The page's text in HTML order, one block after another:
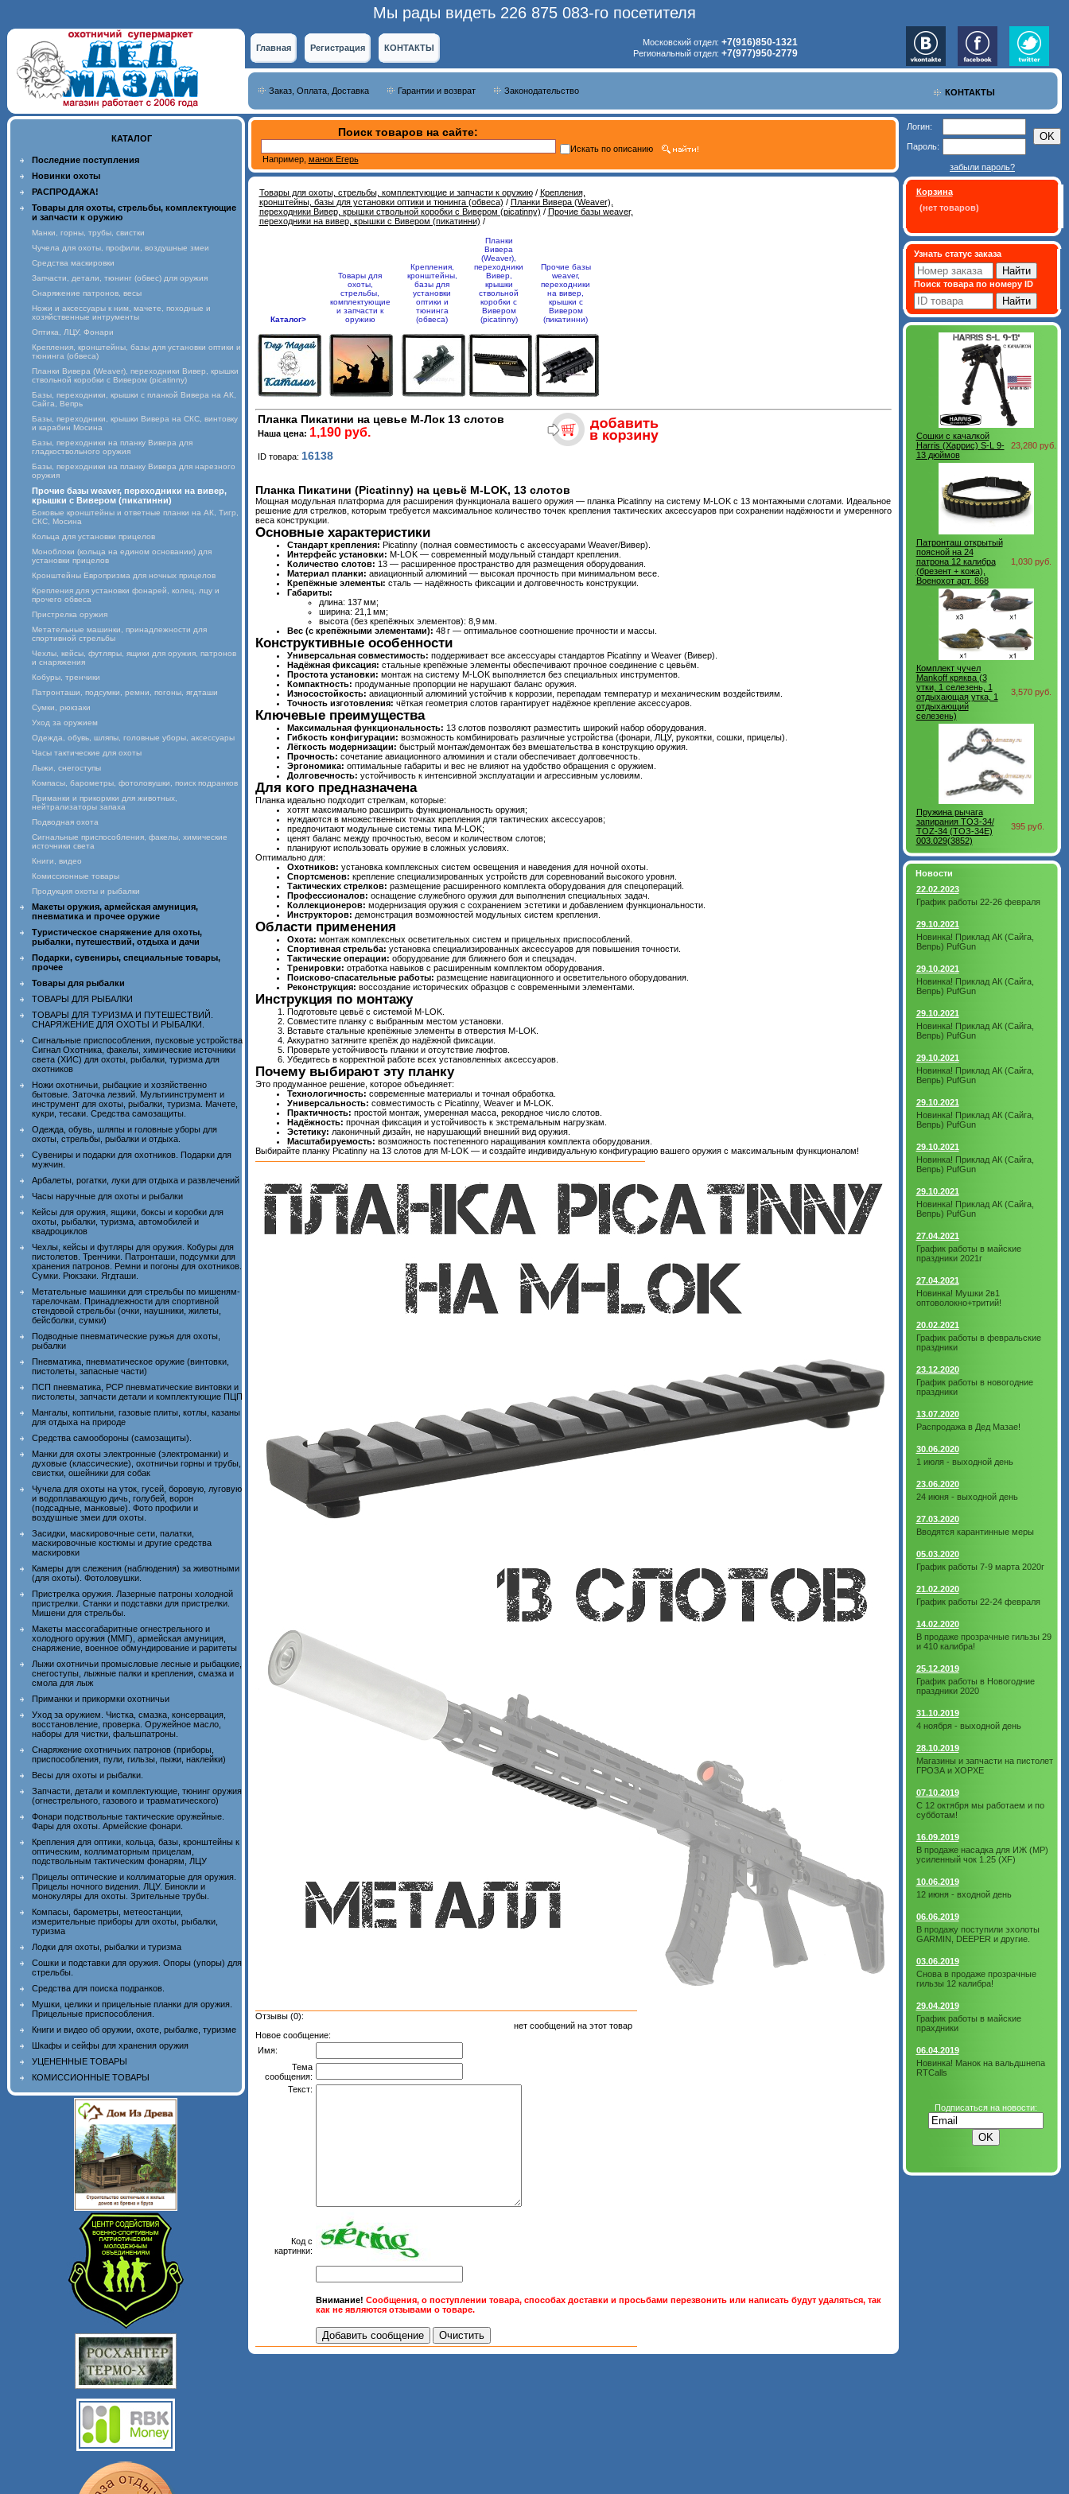
Мы рады видеть 226 875 083-го посетителя
Главная Регистрация КОНТАКТЫ
Московский отдел: +7(916)850-1321
Региональный отдел: +7(977)950-2779
КОНТАКТЫ
Заказ, Оплата, Доставка Гарантии и возврат Законодательство
КАТАЛОГ
Последние поступления
Новинки охоты
РАСПРОДАЖА!
Товары для охоты, стрельбы, комплектующие
и запчасти к оружию
Манки, горны, трубы, свистки
Чучела для охоты, профили, воздушные змеи
Средства маскировки
Запчасти, детали, тюнинг (обвес) для оружия
Снаряжение патронов, весы
Ножи и аксессуары к ним, мачете, походные и
хозяйственные интрументы
Оптика, ЛЦУ, Фонари
Крепления, кронштейны, базы для установки оптики и
тюнинга (обвеса)
Планки Вивера (Weaver), переходники Вивер, крышки
ствольной коробки с Вивером (picatinny)
Базы, переходники, крышки с планкой Вивера на АК,
Сайга, Вепрь
Базы, переходники, крышки Вивера на СКС, винтовку
и карабин Мосина
Базы, переходники на планку Вивера для
гладкоствольного оружия
Базы, переходники на планку Вивера для нарезного
оружия
Прочие базы weaver, переходники на вивер,
крышки с Вивером (пикатинни)
Боковые кронштейны и ответные планки на АК, Тигр,
СКС, Мосина
Кольца для установки прицелов
Моноблоки (кольца на едином основании) для
установки прицелов
Кронштейны Европризма для ночных прицелов
Крепления для установки фонарей, колец, лцу и
прочего обвеса
Пристрелка оружия
Метательные машинки, принадлежности для
спортивной стрельбы
Чехлы, кейсы, футляры, ящики для оружия, патронов
и снаряжения
Кобуры, тренчики
Патронташи, подсумки, ремни, погоны, ягдташи
Сумки, рюкзаки
Уход за оружием
Одежда, обувь, шляпы, головные уборы, аксессуары
Часы тактические для охоты
Лыжи, снегоступы
Компасы, барометры, фотоловушки, поиск подранков
Приманки и прикормки для животных,
нейтрализаторы запаха
Подводная охота
Сигнальные приспособления, факелы, химические
источники света
Книги, видео
Комиссионные товары
Продукция охоты и рыбалки
Макеты оружия, армейская амуниция,
пневматика и прочее оружие
Туристическое снаряжение для охоты,
рыбалки, путешествий, отдыха и дачи
Подарки, сувениры, специальные товары,
прочее
Товары для рыбалки
ТОВАРЫ ДЛЯ РЫБАЛКИ
ТОВАРЫ ДЛЯ ТУРИЗМА И ПУТЕШЕСТВИЙ.
СНАРЯЖЕНИЕ ДЛЯ ОХОТЫ И РЫБАЛКИ.
Сигнальные приспособления, пусковые устройства
Сигнал Охотника, факелы, химические источники
света (ХИС) для охоты, рыбалки, туризма для
охотников
Ножи охотничьи, рыбацкие и хозяйственно
бытовые. Заточка лезвий. Мультиинструмент и
инструмент для охоты, рыбалки, туризма. Мачете,
кукри, тесаки. Средства самозащиты.
Одежда, обувь, шляпы и головные уборы для
охоты, стрельбы, рыбалки и отдыха.
Сувениры и подарки для охотников. Подарки для
мужчин.
Арбалеты, рогатки, луки для отдыха и развлечений
Часы наручные для охоты и рыбалки
Кейсы для оружия, ящики, боксы и коробки для
охоты, рыбалки, туризма, автомобилей и
квадроциклов
Чехлы, кейсы и футляры для оружия. Кобуры для
пистолетов. Тренчики. Патронташи, подсумки для
хранения патронов. Ремни и погоны для охотников.
Сумки. Рюкзаки. Ягдташи.
Метательные машинки для стрельбы по мишеням-
тарелочкам. Принадлежности для спортивной
стендовой стрельбы (очки, наушники, жилеты,
бейсболки, сумки)
Подводные пневматические ружья для охоты,
рыбалки
Пневматика, пневматическое оружие (винтовки,
пистолеты, запасные части)
ПСП пневматика, PCP пневматические винтовки и
пистолеты, запчасти детали и комплектующие ПЦП
Мангалы, коптильни, газовые плиты, котлы, казаны
для отдыха на природе
Средства самообороны (самозащиты).
Манки для охоты электронные (электроманки) и
духовые (классические), охотничьи горны и трубы,
свистки, ошейники для собак
Чучела для охоты на уток, гусей, боровую, луговую
и водоплавающую дичь, голубей, ворон
(подсадные, манковые). Фото профили и
воздушные змеи для охоты.
Засидки, маскировочные сети, палатки,
маскировочные костюмы и другие средства
маскировки
Камеры для слежения (наблюдения) за животными
(для охоты). Фотоловушки.
Пристрелка оружия. Лазерные патроны холодной
пристрелки. Станки и подставки для пристрелки.
Мишени для стрельбы.
Макеты массогабаритные огнестрельного и
холодного оружия (ММГ), армейская амуниция,
снаряжение, военное обмундирование и раритеты
Лыжи охотничьи промысловые лесные и рыбацкие,
снегоступы, лыжные палки и крепления, смазка и
смола для лыж
Приманки и прикормки охотничьи
Уход за оружием. Чистка, смазка, консервация,
восстановление, проверка. Оружейное масло,
наборы для чистки, фальшпатроны.
Снаряжение охотничьих патронов (приборы,
приспособления, пули, гильзы, пыжи, наклейки)
Весы для охоты и рыбалки.
Запчасти, детали и комплектующие, тюнинг оружия
(огнестрельного, газового и травматического)
Фонари подствольные тактические оружейные.
Фары для охоты. Армейские фонари.
Крепления для оптики, кольца, базы, кронштейны к
оптическим, коллиматорным прицелам,
подствольным тактическим фонарям, ЛЦУ
Прицелы оптические и коллиматорые для оружия.
Прицелы ночного видения. ЛЦУ. Бинокли и
монокуляры для охоты. Зрительные трубы.
Компасы, барометры, метеостанции,
измерительные приборы для охоты, рыбалки,
туризма
Лодки для охоты, рыбалки и туризма
Сошки и подставки для оружия. Опоры (упоры) для
стрельбы.
Средства для поиска подранков.
Мушки, целики и прицельные планки для оружия.
Прицельные приспособления.
Книги и видео об оружии, охоте, рыбалке, туризме
Шкафы и сейфы для хранения оружия
УЦЕНЕННЫЕ ТОВАРЫ
КОМИССИОННЫЕ ТОВАРЫ
Поиск товаров на сайте:
Например, манок Егерь
Искать по описанию
Товары для охоты, стрельбы, комплектующие и запчасти к оружию/ Крепления,
кронштейны, базы для установки оптики и тюнинга (обвеса) / Планки Вивера (Weaver),
переходники Вивер, крышки ствольной коробки с Вивером (picatinny) / Прочие базы weaver,
переходники на вивер, крышки с Вивером (пикатинни) /
Каталог>
Товары для
охоты,
стрельбы,
комплектующие
и запчасти к
оружию
Крепления,
кронштейны,
базы для
установки
оптики и
тюнинга
(обвеса)
Планки
Вивера
(Weaver),
переходники
Вивер,
крышки
ствольной
коробки с
Вивером
(picatinny)
Прочие базы
weaver,
переходники
на вивер,
крышки с
Вивером
(пикатинни)
Планка Пикатини на цевье М-Лок 13 слотов
Наша цена: 1,190 руб.
ID товара: 16138
Планка Пикатини (Picatinny) на цевьё M-LOK, 13 слотов
Мощная модульная платформа для расширения функционала вашего оружия — планка Picatinny на систему M-LOK с 13 монтажными слотами. Идеальное
решение для стрелков, которым требуется максимальное количество точек крепления тактических аксессуаров при сохранении надёжности и умеренного
веса конструкции.
Основные характеристики
Стандарт крепления: Picatinny (полная совместимость с аксессуарами Weaver/Вивер).
Интерфейс установки: M-LOK — современный модульный стандарт крепления.
Количество слотов: 13 — расширенное пространство для размещения оборудования.
Материал планки: авиационный алюминий — высокая прочность при минимальном весе.
Крепёжные элементы: сталь — надёжность фиксации и долговечность конструкции.
Габариты:
длина: 137 мм;
ширина: 21,1 мм;
высота (без крепёжных элементов): 8,9 мм.
Вес (с крепёжными элементами): 48 г — оптимальное соотношение прочности и массы.
Конструктивные особенности
Универсальная совместимость: поддерживает все аксессуары стандартов Picatinny и Weaver (Вивер).
Надёжная фиксация: стальные крепёжные элементы обеспечивают прочное соединение с цевьём.
Простота установки: монтаж на систему M-LOK выполняется без специальных инструментов.
Компактность: продуманные пропорции не нарушают баланс оружия.
Износостойкость: авиационный алюминий устойчив к коррозии, перепадам температур и механическим воздействиям.
Точность изготовления: чёткая геометрия слотов гарантирует надёжное крепление аксессуаров.
Ключевые преимущества
Максимальная функциональность: 13 слотов позволяют разместить широкий набор оборудования.
Гибкость конфигурации: возможность комбинировать различные устройства (фонари, ЛЦУ, рукоятки, сошки, прицелы).
Лёгкость модернизации: быстрый монтаж/демонтаж без вмешательства в конструкцию оружия.
Прочность: сочетание авиационного алюминия и стали обеспечивает долговечность.
Эргономика: оптимальные габариты и вес не влияют на удобство обращения с оружием.
Долговечность: устойчивость к интенсивной эксплуатации и агрессивным условиям.
Для кого предназначена
Планка идеально подходит стрелкам, которые:
хотят максимально расширить функциональность оружия;
нуждаются в множественных точках крепления для тактических аксессуаров;
предпочитают модульные системы типа M-LOK;
ценят баланс между прочностью, весом и количеством слотов;
планируют использовать оружие в сложных условиях.
Оптимально для:
Охотников: установка комплексных систем освещения и наведения для ночной охоты.
Спортсменов: крепление специализированных устройств для соревнований высокого уровня.
Тактических стрелков: размещение расширенного комплекта оборудования для спецопераций.
Профессионалов: оснащение служебного оружия для выполнения специальных задач.
Коллекционеров: модернизация оружия с сохранением эстетики и добавлением функциональности.
Инструкторов: демонстрация возможностей модульных систем крепления.
Области применения
Охота: монтаж комплексных осветительных систем и прицельных приспособлений.
Спортивная стрельба: установка специализированных аксессуаров для повышения точности.
Тактические операции: оборудование для ближнего боя и спецзадач.
Тренировки: отработка навыков с расширенным комплектом оборудования.
Поисково‑спасательные работы: размещение навигационного и осветительного оборудования.
Реконструкция: воссоздание исторических образцов с современными элементами.
Инструкция по монтажу
Подготовьте цевьё с системой M-LOK.
Совместите планку с выбранным местом установки.
Вставьте стальные крепёжные элементы в отверстия M-LOK.
Аккуратно затяните крепёж до надёжной фиксации.
Проверьте устойчивость планки и отсутствие люфтов.
Убедитесь в корректной работе всех установленных аксессуаров.
Почему выбирают эту планку
Это продуманное решение, которое объединяет:
Технологичность: современные материалы и точная обработка.
Универсальность: совместимость с Picatinny, Weaver и M-LOK.
Практичность: простой монтаж, умеренная масса, рекордное число слотов.
Надёжность: прочная фиксация и устойчивость к экстремальным нагрузкам.
Эстетику: лаконичный дизайн, не нарушающий внешний вид оружия.
Масштабируемость: возможность постепенного наращивания комплекта оборудования.
Выбирайте планку Picatinny на 13 слотов для M-LOK — и создайте индивидуальную конфигурацию вашего оружия с максимальным функционалом!
Отзывы (0):
нет сообщений на этот товар
Новое сообщение:
Имя:
Тема
сообщения:
Текст:
Код с
картинки:
Внимание! Сообщения, о поступлении товара, способах доставки и просьбами перезвонить или написать будут удаляться, так
как не являются отзывами о товаре.
Логин:
Пароль:
забыли пароль?
Корзина
(нет товаров)
Узнать статус заказа
Поиск товара по номеру ID
Сошки с качалкой
Harris (Харрис) S-L 9-
13 дюймов
23,280 руб.
Патронташ открытый
поясной на 24
патрона 12 калибра
(брезент + кожа),
Военохот арт. 868
1,030 руб.
Комплект чучел
Mankoff кряква (3
утки, 1 селезень, 1
отдыхающая утка, 1
отдыхающий
селезень)
3,570 руб.
Пружина рычага
запирания ТОЗ-34/
TOZ-34 (ТОЗ-34Е)
003.029(3852)
395 руб.
Новости
22.02.2023
График работы 22-26 февраля
29.10.2021
Новинка! Приклад АК (Сайга,
Вепрь) PufGun
29.10.2021
Новинка! Приклад АК (Сайга,
Вепрь) PufGun
29.10.2021
Новинка! Приклад АК (Сайга,
Вепрь) PufGun
29.10.2021
Новинка! Приклад АК (Сайга,
Вепрь) PufGun
29.10.2021
Новинка! Приклад АК (Сайга,
Вепрь) PufGun
29.10.2021
Новинка! Приклад АК (Сайга,
Вепрь) PufGun
29.10.2021
Новинка! Приклад АК (Сайга,
Вепрь) PufGun
27.04.2021
График работы в майские
праздники 2021г
27.04.2021
Новинка! Мушки 2в1
оптоволокно+тритий!
20.02.2021
График работы в февральские
праздники
23.12.2020
График работы в новогодние
праздники
13.07.2020
Распродажа в Дед Мазае!
30.06.2020
1 июля - выходной день
23.06.2020
24 июня - выходной день
27.03.2020
Вводятся карантинные меры
05.03.2020
График работы 7-9 марта 2020г
21.02.2020
График работы 22-24 февраля
14.02.2020
В продаже прозрачные гильзы 29
и 410 калибра!
25.12.2019
График работы в Новогодние
праздники 2020
31.10.2019
4 ноября - выходной день
28.10.2019
Магазины и запчасти на пистолет
ГРОЗА и ХОРХЕ
07.10.2019
С 12 октября мы работаем и по
субботам!
16.09.2019
В продаже насадка для ИЖ (МР)
усиленный чок 1.25 (XF)
10.06.2019
12 июня - входной день
06.06.2019
В продажу поступили эхолоты
GARMIN, DEEPER и другие.
03.06.2019
Снова в продаже прозрачные
гильзы 12 калибра!
29.04.2019
График работы в майские
прахдники
06.04.2019
Новинка! Манок на вальдшнепа
RTCalls
Подписаться на новости: